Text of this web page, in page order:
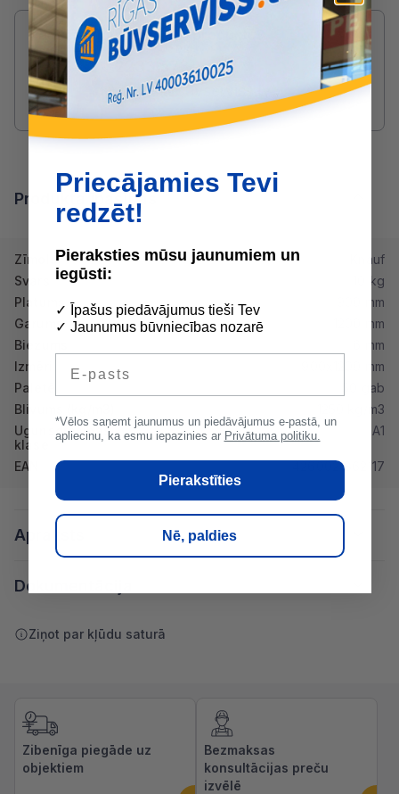
Radušies jautājumi par produktu?
SAZINIES AR DRUVIS:
2233 5731
druvis@buvserviss.lv
Produkta īpašības
Zīmols
Knauf
Svars
10 kg
Platums
900 mm
Garums
1200 mm
Biezums
6 mm
Izmēri
900x1200 mm
Paletē
50 gab
Blivums (kg/m3)
1250 kg/m3
Ugunsdrošibas
klase
A1
EAN 4260021862117
Apraksts
Dokumentācija
Ziņot par kļūdu saturā
Zibenīga piegāde uz
objektiem
Bezmaksas
konsultācijas preču
izvēlē
Priecājamies Tevi
redzēt!
Pieraksties mūsu jaunumiem un
iegūsti:
✓ Īpašus piedāvājumus tieši Tev
✓ Jaunumus būvniecības nozarē
*Vēlos saņemt jaunumus un piedāvājumus e-pastā, un
apliecinu, ka esmu iepazinies ar Privātuma politiku.
Pierakstīties
Nē, paldies